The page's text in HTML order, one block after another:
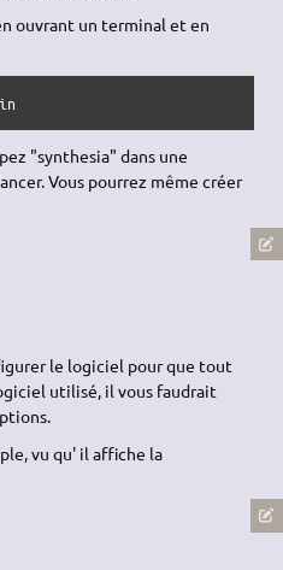
ouvrant un terminal et en
"synthesia" dans une
Vous pourrez même créer
le logiciel pour que tout
utilisé, il vous faudrait
vu qu' il affiche la